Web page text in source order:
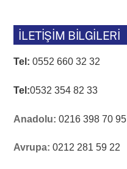
İLETİŞİM BİLGİLERİ
Tel: 0552 660 32 32
Tel:0532 354 82 33
Anadolu: 0216 398 70 95
Avrupa: 0212 281 59 22